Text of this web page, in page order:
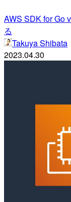
AWS SDK for Go
る
Takuya Shibata
2023.04.30